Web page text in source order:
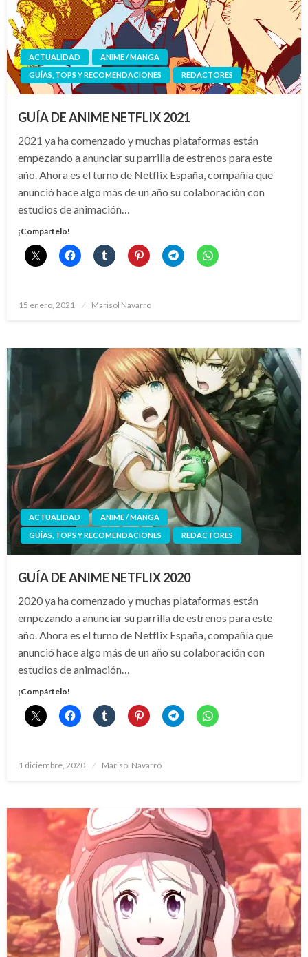
ACTUALIDAD
ANIME / MANGA
GUÍAS, TOPS Y RECOMENDACIONES
REDACTORES
GUÍA DE ANIME NETFLIX 2021
2021 ya ha comenzado y muchas plataformas están
empezando a anunciar su parrilla de estrenos para este
año. Ahora es el turno de Netflix España, compañía que
anunció hace algo más de un año su colaboración con
estudios de animación…
¡Compártelo!
Publicado
15 enero, 2021 Marisol Navarro
ACTUALIDAD
ANIME / MANGA
GUÍAS, TOPS Y RECOMENDACIONES
REDACTORES
GUÍA DE ANIME NETFLIX 2020
2020 ya ha comenzado y muchas plataformas están
empezando a anunciar su parrilla de estrenos para este
año. Ahora es el turno de Netflix España, compañía que
anunció hace algo más de un año su colaboración con
estudios de animación…
¡Compártelo!
Publicado
1 diciembre, 2020 Marisol Navarro